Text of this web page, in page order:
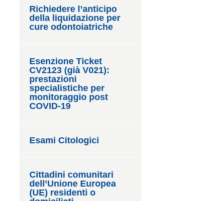
Richiedere l’anticipo
della liquidazione per
cure odontoiatriche
Esenzione Ticket
CV2123 (già V021):
prestazioni
specialistiche per
monitoraggio post
COVID-19
Esami Citologici
Cittadini comunitari
dell’Unione Europea
(UE) residenti o